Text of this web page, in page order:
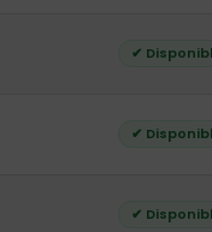
✔
✔
✔